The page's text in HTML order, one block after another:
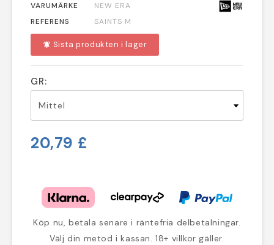
VARUMÄRKE
NEW ERA
REFERENS
SAINTS M
notifications_active Sista produkten i lager
GR:
20,79 £
Köp nu, betala senare i räntefria delbetalningar.
Välj din metod i kassan. 18+ villkor gäller.